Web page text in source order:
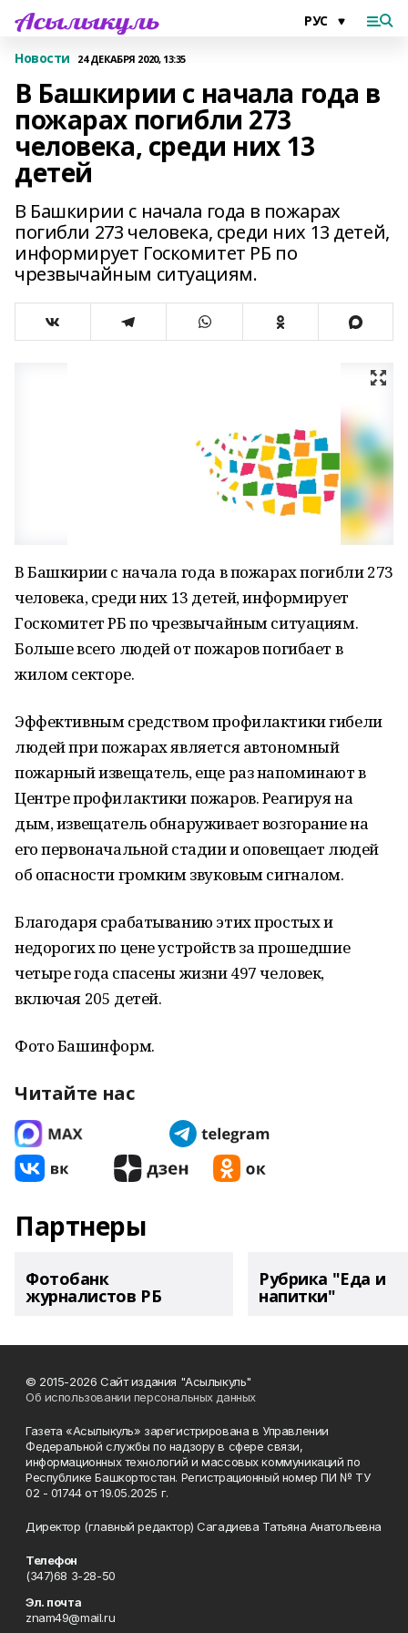
Новости 24 ДЕКАБРЯ 2020, 13:35
В Башкирии с начала года в
пожарах погибли 273
человека, среди них 13
детей
В Башкирии с начала года в пожарах
погибли 273 человека, среди них 13 детей,
информирует Госкомитет РБ по
чрезвычайным ситуациям.
В Башкирии с начала года в пожарах погибли 273
человека, среди них 13 детей, информирует
Госкомитет РБ по чрезвычайным ситуациям.
Больше всего людей от пожаров погибает в
жилом секторе.
Эффективным средством профилактики гибели
людей при пожарах является автономный
пожарный извещатель, еще раз напоминают в
Центре профилактики пожаров. Реагируя на
дым, извещатель обнаруживает возгорание на
его первоначальной стадии и оповещает людей
об опасности громким звуковым сигналом.
Благодаря срабатыванию этих простых и
недорогих по цене устройств за прошедшие
четыре года спасены жизни 497 человек,
включая 205 детей.
Фото Башинформ.
Читайте нас
Партнеры
Фотобанк
журналистов РБ
Рубрика "Еда и
напитки"
© 2015-2026 Сайт издания "Асылыкуль"
Об использовании персональных данных
Газета «Асылыкуль» зарегистрирована в Управлении
Федеральной службы по надзору в сфере связи,
информационных технологий и массовых коммуникаций по
Республике Башкортостан. Регистрационный номер ПИ № ТУ
02 - 01744 от 19.05.2025 г.
Директор (главный редактор) Сагадиева Татьяна Анатольевна
Телефон
(347)68 3-28-50
Эл. почта
znam49@mail.ru